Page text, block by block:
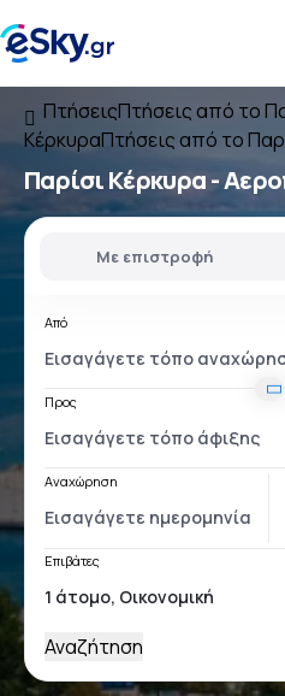
ΠτήσειςΠτήσεις από το
ΚέρκυραΠτήσεις από το
Παρίσι Κέρκυρα-
Με επιστροφή
Από
Προς
Αναχώρηση
Επιβάτες
Αναζήτηση